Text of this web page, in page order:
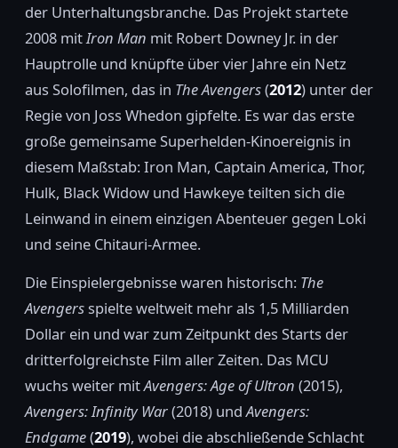
der Unterhaltungsbranche. Das Projekt startete
2008 mitIron Man mit Robert Downey Jr. in der
Hauptrolle und knüpfte über vier Jahre ein Netz
aus Solofilmen, das in The Avengers(2012) unter der
Regie von Joss Whedon gipfelte. Es war das erste
große gemeinsame Superhelden-Kinoereignis in
diesem Maßstab: Iron Man, Captain America, Thor,
Hulk, Black Widow und Hawkeye teilten sich die
Leinwand in einem einzigen Abenteuer gegen Loki
und seine Chitauri-Armee.
Die Einspielergebnisse waren historisch: The
Avengersspielte weltweit mehr als 1,5 Milliarden
Dollar ein und war zum Zeitpunkt des Starts der
dritterfolgreichste Film aller Zeiten. Das MCU
wuchs weiter mitAvengers: Age of Ultron (2015),
Avengers: Infinity War(2018) undAvengers:
Endgame(2019), wobei die abschließende Schlacht